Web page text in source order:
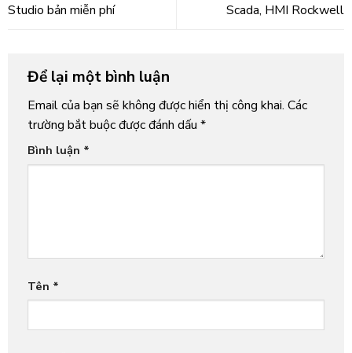
Studio bản miễn phí
Scada, HMI Rockwell
Để lại một bình luận
Email của bạn sẽ không được hiển thị công khai. Các
trường bắt buộc được đánh dấu *
Bình luận *
Tên *